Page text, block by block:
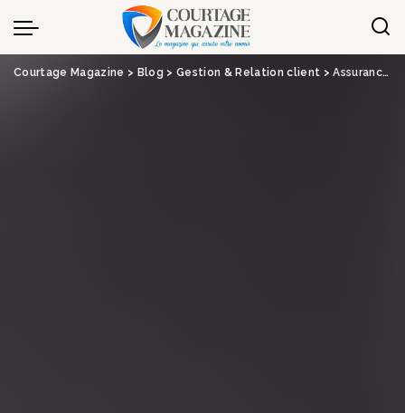
Panneau de gestion des cookies
Courtage Magazine > Blog > Gestion & Relation client >Assurance emprunteur : les garanties